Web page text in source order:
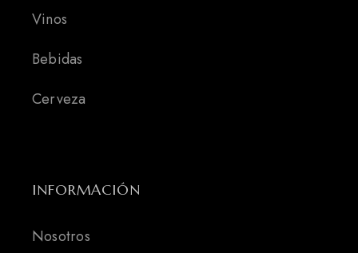
Vinos
Bebidas
Cerveza
INFORMACIÓN
Nosotros